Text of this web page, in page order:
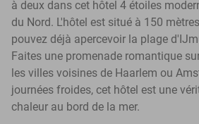
à deux dans cet hôtel 4 étoiles
du Nord. L'hôtel est situé à 150
pouvez déjà apercevoir la plage
Faites une promenade romantique
les villes voisines de Haarlem ou
journées froides, cet hôtel est une
chaleur au bord de la mer.